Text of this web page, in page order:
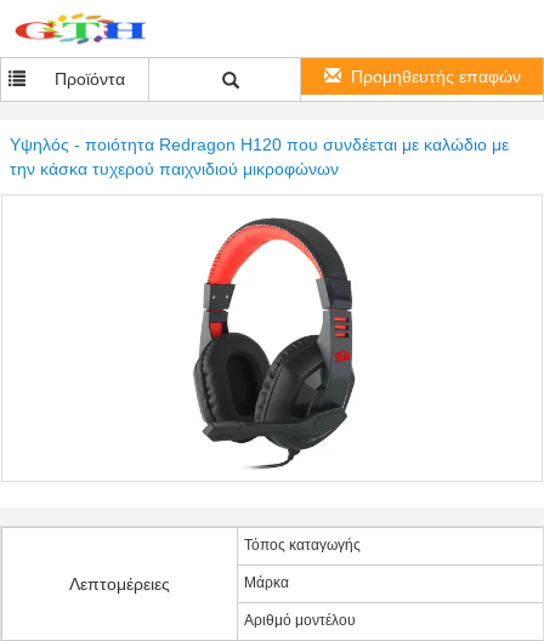
Προϊόντα Προμηθευτής επαφών
Υψηλός - ποιότητα Redragon H120 που συνδέεται με καλώδιο με
την κάσκα τυχερού παιχνιδιού μικροφώνων
Λεπτομέρειες
Τόπος καταγωγής
Μάρκα
Αριθμό μοντέλου